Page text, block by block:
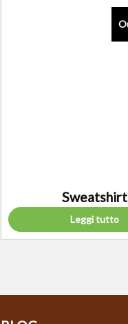
Sweatshirt
Leggi tutto